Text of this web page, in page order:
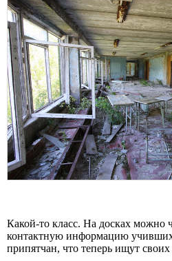
Какой-то класс. На досках можно
контактную информацию
припятчан, что теперь ищут